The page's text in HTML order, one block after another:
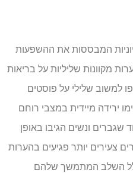
המבססות את ההשפעות
מקוונות שליליות על בריאות
למשוב שלילי על פוסטים
ירידה מיידית במצבי רוחם
ונשים הגיבו באופן
צעירים יותר פגיעים בהערות
השלב המתמשך שלהם